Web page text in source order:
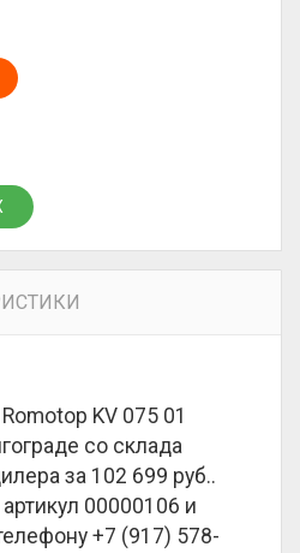
Romotop KV 075 01
со склада
за 102 699 руб..
00000106 и
+7 (917) 578-